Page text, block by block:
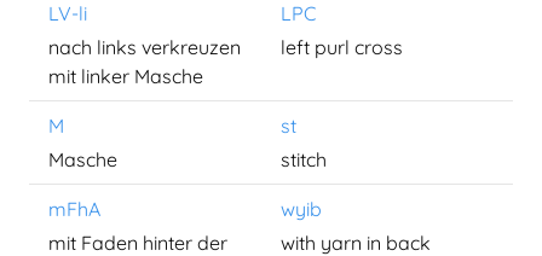
LV-li
LPC
nach links verkreuzen
mit linker Masche
left purl cross
M
st
Masche
stitch
mFhA
wyib
mit Faden hinter der
with yarn in back